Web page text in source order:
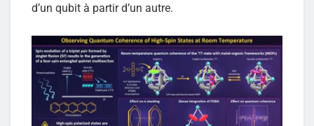
d’un qubit à partir d’un autre.